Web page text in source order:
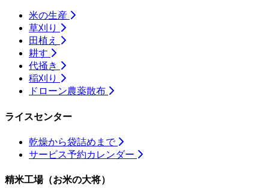
米の生産
草刈り
田植え
耕す
代掻き
稲刈り
ドローン農薬散布
ライスセンター
乾燥から袋詰めまで
サービス予約カレンダー
精米工場（お米の大将）